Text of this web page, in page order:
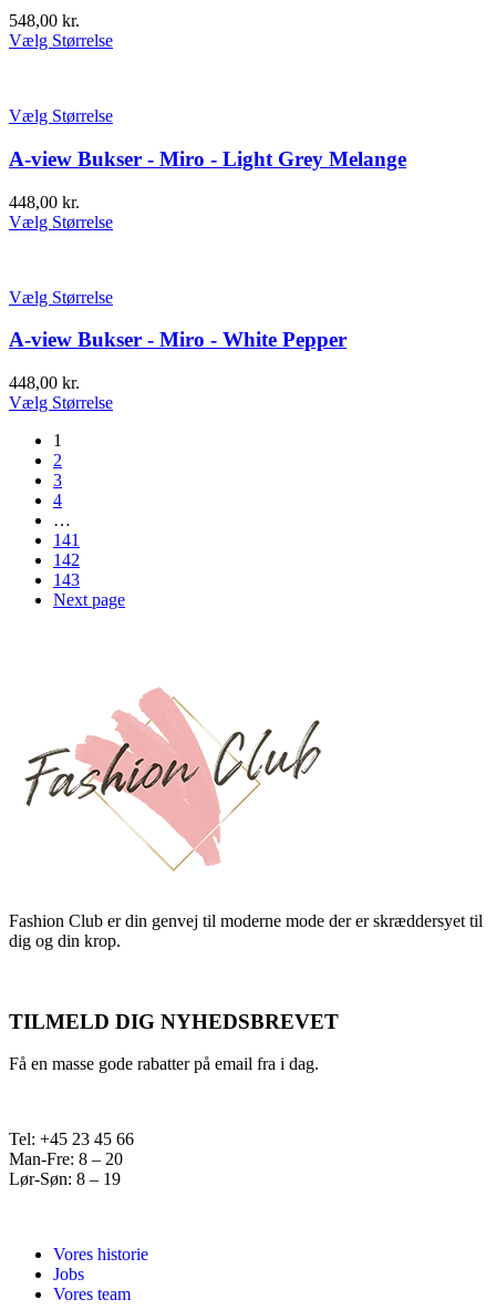
548,00 kr.
Vælg Størrelse
Vælg Størrelse
A-view Bukser - Miro - Light Grey Melange
448,00 kr.
Vælg Størrelse
Vælg Størrelse
A-view Bukser - Miro - White Pepper
448,00 kr.
Vælg Størrelse
1
2
3
4
…
141
142
143
Next page
Fashion Club er din genvej til moderne mode der er skræddersyet til
dig og din krop.
TILMELD DIG NYHEDSBREVET
Få en masse gode rabatter på email fra i dag.
Tel: +45 23 45 66
Man-Fre: 8 – 20
Lør-Søn: 8 – 19
Vores historie
Jobs
Vores team